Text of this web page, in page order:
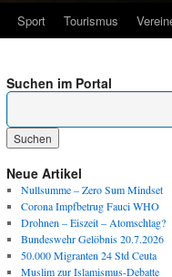
Sport Tourismus
Suchen im Portal
Neue Artikel
Nullsumme – Zero Sum Mindset
Corona Impfbetrug Fauci WHO
Drohnen – Eiszeit – Atomschlag?
Bundeswehr Gelöbnis 20.7.2026
50.000 Migranten 24 Std Ceuta
Muslim zur Islamismus-Debatte